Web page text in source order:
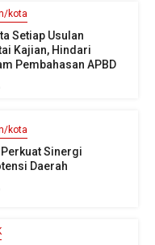
kota
Setiap Usulan
Kajian, Hindari
Pembahasan APBD
kota
Perkuat Sinergi
Daerah